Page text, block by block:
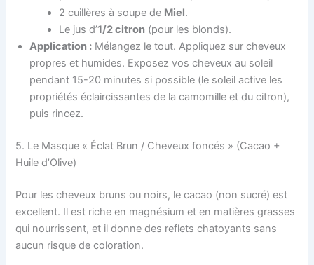
2 cuillères à soupe de Miel.
Le jus d’1/2 citron (pour les blonds).
Application : Mélangez le tout. Appliquez sur cheveux
propres et humides. Exposez vos cheveux au soleil
pendant 15-20 minutes si possible (le soleil active les
propriétés éclaircissantes de la camomille et du citron),
puis rincez.
5. Le Masque « Éclat Brun / Cheveux foncés » (Cacao +
Huile d’Olive)
Pour les cheveux bruns ou noirs, le cacao (non sucré) est
excellent. Il est riche en magnésium et en matières grasses
qui nourrissent, et il donne des reflets chatoyants sans
aucun risque de coloration.